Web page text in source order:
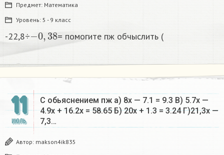
Предмет: Математика
Уровень: 5 - 9 класс
-22,8÷
0, 38
= помогите пж обчыслить (
11
ИЮЛЬ
С обьяснением пж a) 8x — 7.1 = 9.3 B) 5.7x —
4.9x + 16.2x = 58.65 Б) 20x + 1.3 = 3.24 Г)21,3х —
7,3…
Автор: makson4ik835